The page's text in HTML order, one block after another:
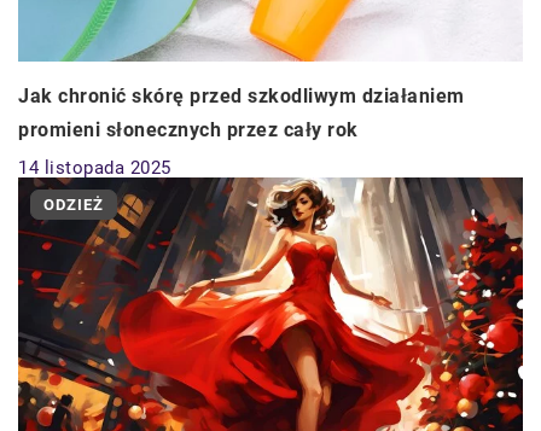
Jak chronić skórę przed szkodliwym działaniem
promieni słonecznych przez cały rok
14 listopada 2025
ODZIEŻ